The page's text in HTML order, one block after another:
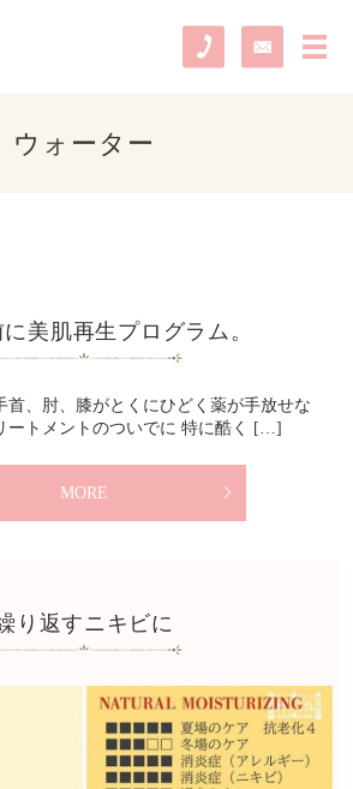
メ
ウォーター
美肌再生プログラム。
首、肘、膝がとくにひどく薬が手放せな
ートメントのついでに 特に酷く […]
MORE
り返すニキビに